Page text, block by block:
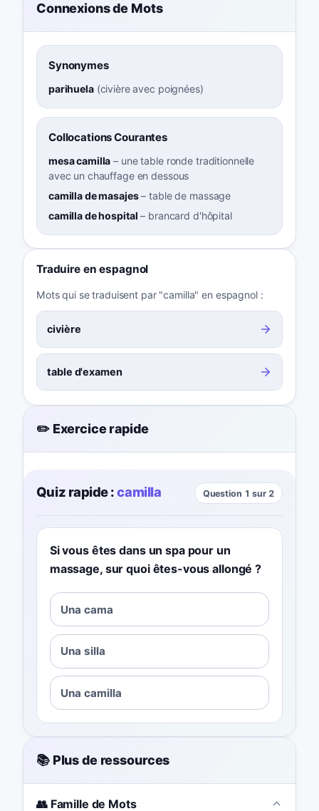
Connexions de Mots
Synonymes
parihuela(civière avec poignées)
Collocations Courantes
mesa camilla – une table ronde traditionnelle
avec un chauffage en dessous
camilla de masajes–table de massage
camilla de hospital – brancard d'hôpital
Traduire en espagnol
Mots qui se traduisent par "camilla" en espagnol :
civière
table d'examen
✏️ Exercice rapide
Quiz rapide : camilla Question 1 sur 2
Si vous êtes dans un spa pour un
massage, sur quoi êtes-vous allongé ?
Una cama
Una silla
Una camilla
📚 Plus de ressources
👥 Famille de Mots